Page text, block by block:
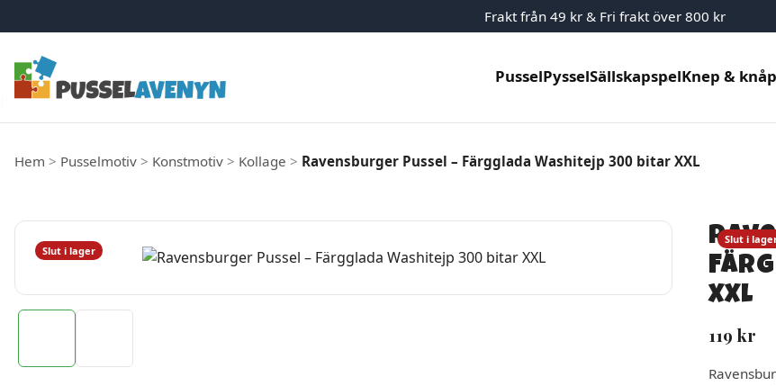
Hoppa till innehåll
Frakt från 49 kr & Fri frakt över 800 kr
PusselPysselSällskapspelKnep & knåp
Hem > Pusselmotiv > Konstmotiv > Kollage > Ravensburger Pussel – Färgglada Washitejp 300 bitar XXL
Slut i lager
XXL
119 kr
Slut i